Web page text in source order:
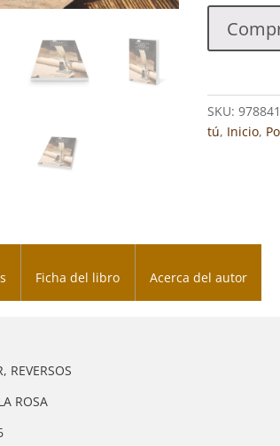
FERNANDO
LA
cantidad
SKU:
tú, Inicio,
Ficha del libro Acerca del autor
REVERSOS
ROSA